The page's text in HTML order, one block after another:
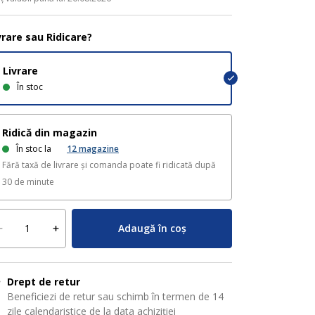
sau Ridicare?
Livrare
În stoc
Ridică din magazin
În stoc la 12magazine
Fără taxă de livrare și comanda poate fi ridicată după
30 de minute
Adaugă în coș
Drept de retur
Beneficiezi de retur sau schimb în termen de 14
zile calendaristice de la data achiziției